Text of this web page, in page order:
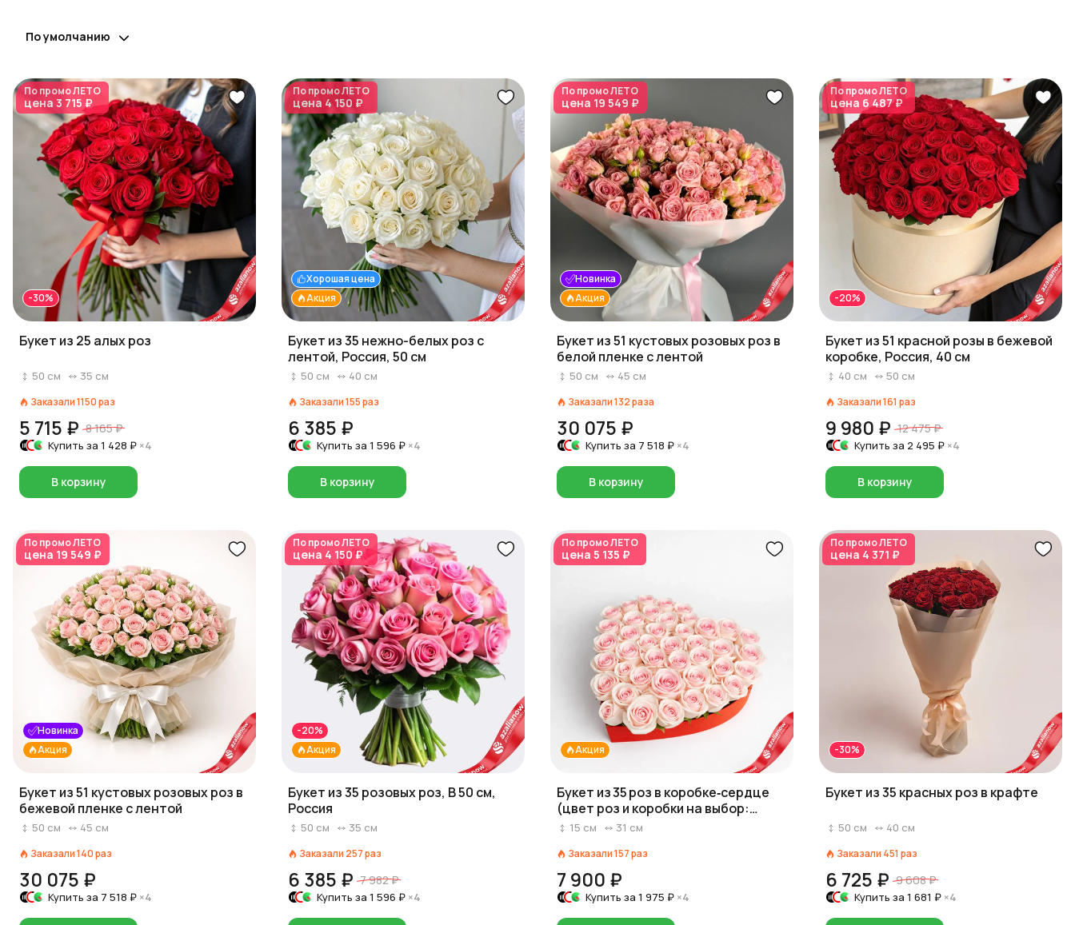
По умолчанию
По промоЛЕТО
цена 3 715 ₽
-30%
Букет из 25 алых роз
50 см 35 см
Заказали1150раз
5 715 ₽ 8 165 ₽
Купить за 1 428 ₽ ×4
В корзину
По промоЛЕТО
цена 4 150 ₽
Акция
Хорошая цена
Букет из 35 нежно-белых роз с
лентой, Россия, 50 см
50 см 40 см
Заказали155раз
6 385 ₽
Купить за 1 596 ₽ ×4
В корзину
По промоЛЕТО
цена 19 549 ₽
Акция
Новинка
Букет из 51 кустовых розовых роз в
белой пленке с лентой
50 см 45 см
Заказали132раза
30 075 ₽
Купить за 7 518 ₽ ×4
В корзину
По промоЛЕТО
цена 6 487 ₽
-20%
Букет из 51 красной розы в бежевой
коробке, Россия, 40 см
40 см 50 см
Заказали161 раз
9 980 ₽ 12 475 ₽
Купить за 2 495 ₽ ×4
В корзину
По промоЛЕТО
цена 19 549 ₽
Акция
Новинка
Букет из 51 кустовых розовых роз в
бежевой пленке с лентой
50 см 45 см
Заказали140раз
30 075 ₽
Купить за 7 518 ₽ ×4
По промоЛЕТО
цена 4 150 ₽
Акция
-20%
Букет из 35 розовых роз, В 50 см,
Россия
50 см 35 см
Заказали 257раз
6 385 ₽ 7 982 ₽
Купить за 1 596 ₽ ×4
По промоЛЕТО
цена 5 135 ₽
Акция
Букет из 35 роз в коробке‑сердце
(цвет роз и коробки на выбор:
красный/розовый/белый)
15 см 31 см
Заказали157раз
7 900 ₽
Купить за 1 975 ₽ ×4
По промоЛЕТО
цена 4 371 ₽
-30%
Букет из 35 красных роз в крафте
50 см 40 см
Заказали 451 раз
6 725 ₽ 9 608 ₽
Купить за 1 681 ₽ ×4